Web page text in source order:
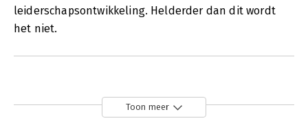
leiderschapsontwikkeling. Helderder dan dit wordt
het niet.
Toon meer